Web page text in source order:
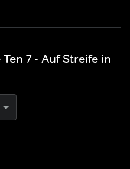
7 - Auf Streife in